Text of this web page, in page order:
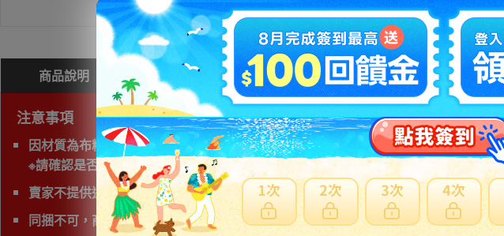
商品說明 問與答( 費用試算 問題商品反映流程
注意事項
因材質為布料/皮革包包類無法海運，限定使用空運運送。
※請確認是否動物毛皮。動物毛皮製品屬於華盛頓條約条約牴觸物品，無法國際運送。
賣家不提供退貨賠償等責任
同捆不可，商品會有獨立的日本運費